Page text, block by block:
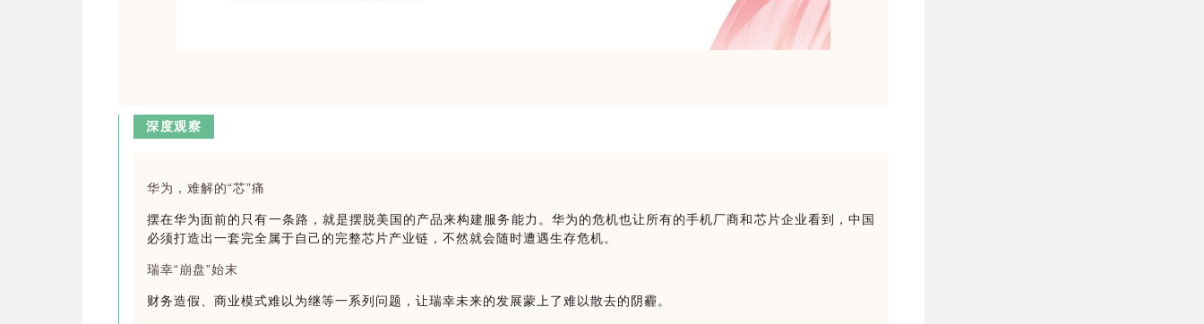
深度观察
华为，难解的“芯”痛
摆在华为面前的只有一条路，就是摆脱美国的产品来构建服务能力。华为的危机也让所有的手机厂商和芯片企业看到，中国
必须打造出一套完全属于自己的完整芯片产业链，不然就会随时遭遇生存危机。
瑞幸“崩盘”始末
财务造假、商业模式难以为继等一系列问题，让瑞幸未来的发展蒙上了难以散去的阴霾。